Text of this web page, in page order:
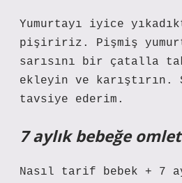
Yumurtayı iyice
pişiririz. Pişmiş
sarısını bir çatalla
ekleyin ve karıştırın.
tavsiye ederim.
7 aylık bebeğe omlet
Nasıl tarif bebek + 7